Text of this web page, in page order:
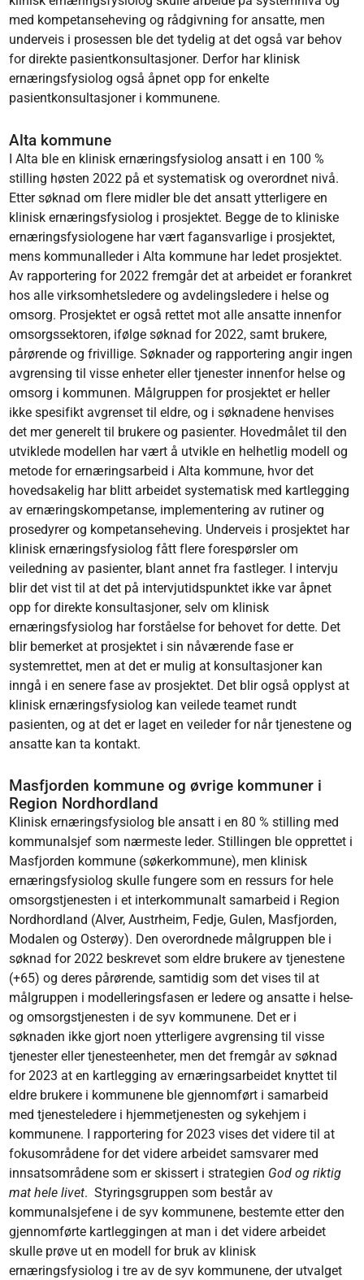
med kompetanseheving og rådgivning for ansatte, men
underveis i prosessen ble det tydelig at det også var behov
for direkte pasientkonsultasjoner. Derfor har klinisk
ernæringsfysiolog også åpnet opp for enkelte
pasientkonsultasjoner i kommunene.
Alta kommune
I Alta ble en klinisk ernæringsfysiolog ansatt i en 100 %
stilling høsten 2022 på et systematisk og overordnet nivå.
Etter søknad om flere midler ble det ansatt ytterligere en
klinisk ernæringsfysiolog i prosjektet. Begge de to kliniske
ernæringsfysiologene har vært fagansvarlige i prosjektet,
mens kommunalleder i Alta kommune har ledet prosjektet.
Av rapportering for 2022 fremgår det at arbeidet er forankret
hos alle virksomhetsledere og avdelingsledere i helse og
omsorg. Prosjektet er også rettet mot alle ansatte innenfor
omsorgssektoren, ifølge søknad for 2022, samt brukere,
pårørende og frivillige. Søknader og rapportering angir ingen
avgrensing til visse enheter eller tjenester innenfor helse og
omsorg i kommunen. Målgruppen for prosjektet er heller
ikke spesifikt avgrenset til eldre, og i søknadene henvises
det mer generelt til brukere og pasienter. Hovedmålet til den
utviklede modellen har vært å utvikle en helhetlig modell og
metode for ernæringsarbeid i Alta kommune, hvor det
hovedsakelig har blitt arbeidet systematisk med kartlegging
av ernæringskompetanse, implementering av rutiner og
prosedyrer og kompetanseheving. Underveis i prosjektet har
klinisk ernæringsfysiolog fått flere forespørsler om
veiledning av pasienter, blant annet fra fastleger. I intervju
blir det vist til at det på intervjutidspunktet ikke var åpnet
opp for direkte konsultasjoner, selv om klinisk
ernæringsfysiolog har forståelse for behovet for dette. Det
blir bemerket at prosjektet i sin nåværende fase er
systemrettet, men at det er mulig at konsultasjoner kan
inngå i en senere fase av prosjektet. Det blir også opplyst at
klinisk ernæringsfysiolog kan veilede teamet rundt
pasienten, og at det er laget en veileder for når tjenestene og
ansatte kan ta kontakt.
Masfjorden kommune og øvrige kommuner i
Region Nordhordland
Klinisk ernæringsfysiolog ble ansatt i en 80 % stilling med
kommunalsjef som nærmeste leder. Stillingen ble opprettet i
Masfjorden kommune (søkerkommune), men klinisk
ernæringsfysiolog skulle fungere som en ressurs for hele
omsorgstjenesten i et interkommunalt samarbeid i Region
Nordhordland (Alver, Austrheim, Fedje, Gulen, Masfjorden,
Modalen og Osterøy). Den overordnede målgruppen ble i
søknad for 2022 beskrevet som eldre brukere av tjenestene
(+65) og deres pårørende, samtidig som det vises til at
målgruppen i modelleringsfasen er ledere og ansatte i helse-
og omsorgstjenesten i de syv kommunene. Det er i
søknaden ikke gjort noen ytterligere avgrensing til visse
tjenester eller tjenesteenheter, men det fremgår av søknad
for 2023 at en kartlegging av ernæringsarbeidet knyttet til
eldre brukere i kommunene ble gjennomført i samarbeid
med tjenesteledere i hjemmetjenesten og sykehjem i
kommunene. I rapportering for 2023 vises det videre til at
fokusområdene for det videre arbeidet samsvarer med
innsatsområdene som er skissert i strategien God og riktig
mat hele livet. Styringsgruppen som består av
kommunalsjefene i de syv kommunene, bestemte etter den
gjennomførte kartleggingen at man i det videre arbeidet
skulle prøve ut en modell for bruk av klinisk
ernæringsfysiolog i tre av de syv kommunene, der utvalget